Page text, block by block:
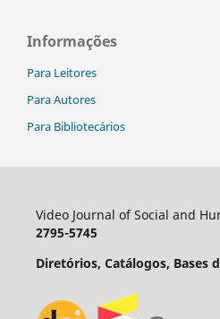
Informações
Para Leitores
Para Autores
Para Bibliotecários
Video Journal of Social and
2795-5745
Diretórios, Catálogos, Bases